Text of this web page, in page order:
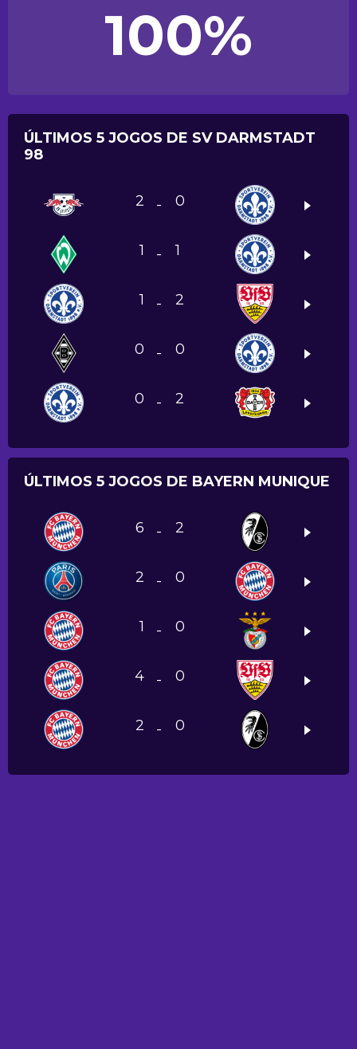
100%
ÚLTIMOS 5 JOGOS DE SV DARMSTADT
98
2 - 0
1 - 1
1 - 2
0 - 0
0 - 2
ÚLTIMOS 5 JOGOS DE BAYERN MUNIQUE
6 - 2
2 - 0
1 - 0
4 - 0
2 - 0